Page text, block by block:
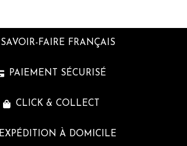
SAVOIR-FAIRE FRANÇAIS
PAIEMENT SÉCURISÉ
CLICK & COLLECT
EXPÉDITION À DOMICILE